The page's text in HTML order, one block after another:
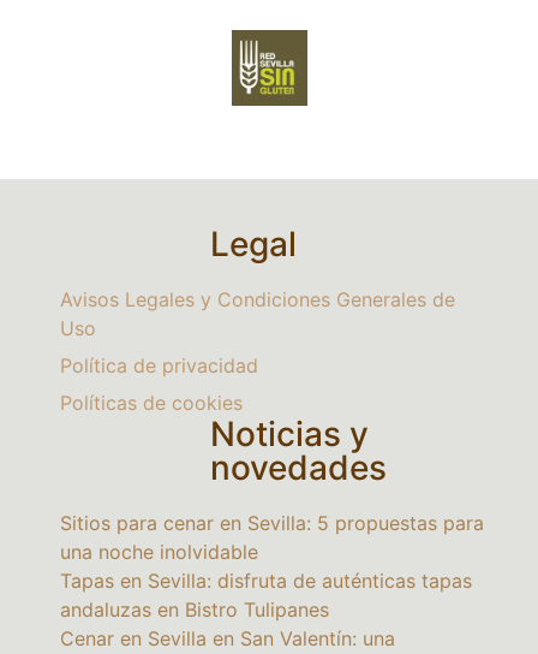
Legal
Avisos Legales y Condiciones Generales de
Uso
Política de privacidad
Políticas de cookies
Noticias y
novedades
Sitios para cenar en Sevilla: 5 propuestas para
una noche inolvidable
Tapas en Sevilla: disfruta de auténticas tapas
andaluzas en Bistro Tulipanes
Cenar en Sevilla en San Valentín: una